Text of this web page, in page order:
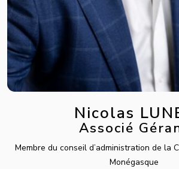
Nicolas
Associé
Membre du conseil d’administration de la
Monégasque